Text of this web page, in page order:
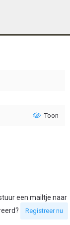
Toon
een mailtje naar
Registreer nu